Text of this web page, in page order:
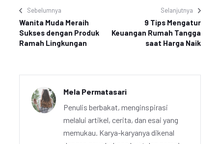
Sebelumnya
Wanita Muda Meraih
Sukses dengan Produk
Ramah Lingkungan
Selanjutnya
9 Tips Mengatur
Keuangan Rumah Tangga
saat Harga Naik
Mela Permatasari
Penulis berbakat, menginspirasi
melalui artikel, cerita, dan esai yang
memukau. Karya-karyanya dikenal